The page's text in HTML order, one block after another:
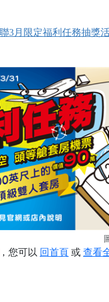
3月限定福利任務抽獎
，您可以 回首頁 或 查看